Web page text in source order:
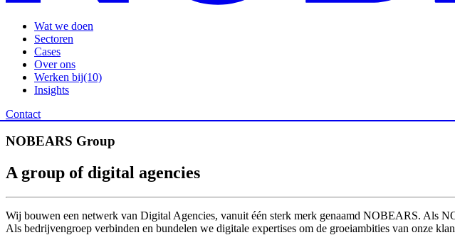
Wat we doen
Sectoren
Cases
Over ons
Werken bij(10)
Insights
Contact
NOBEARS Group
A group of digital agencies
Wij bouwen een netwerk van Digital Agencies, vanuit één sterk merk genaamd NOBEARS. Als
Als bedrijvengroep verbinden en bundelen we digitale expertises om de groeiambities van onze